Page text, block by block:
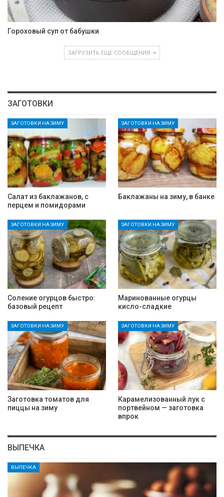
Гороховый суп от бабушки
ЗАГРУЗИТЬ ЕЩЕ СООБЩЕНИЯ
ЗАГОТОВКИ
ЗАГОТОВКИ НА ЗИМУ
Салат из баклажанов, с
перцем и помидорами
ЗАГОТОВКИ НА ЗИМУ
Баклажаны на зиму, в банке
ЗАГОТОВКИ НА ЗИМУ
Соление огурцов быстро:
базовый рецепт
ЗАГОТОВКИ НА ЗИМУ
Маринованные огурцы
кисло-сладкие
ЗАГОТОВКИ НА ЗИМУ
Заготовка томатов для
пиццы на зиму
ЗАГОТОВКИ НА ЗИМУ
Карамелизованный лук с
портвейном — заготовка
впрок
ВЫПЕЧКА
ВЫПЕЧКА